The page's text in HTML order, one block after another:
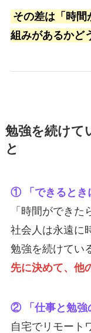
その差は「時間
組みがあるかど
勉強を続けて
と
① 「できるとき
「時間ができた
社会人は永遠に
勉強を続けてい
先に決めて、他
② 「仕事と勉強
自宅でリモート